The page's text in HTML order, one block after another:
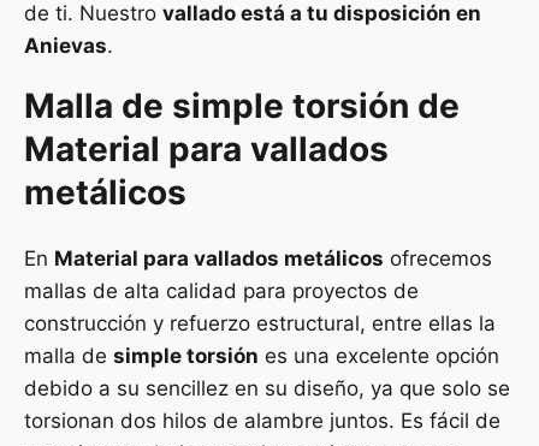
de ti. Nuestro vallado está a tu disposición en
Anievas.
Malla de simple torsión de
Material para vallados
metálicos
En Material para vallados metálicos ofrecemos
mallas de alta calidad para proyectos de
construcción y refuerzo estructural, entre ellas la
malla de simple torsión es una excelente opción
debido a su sencillez en su diseño, ya que solo se
torsionan dos hilos de alambre juntos. Es fácil de